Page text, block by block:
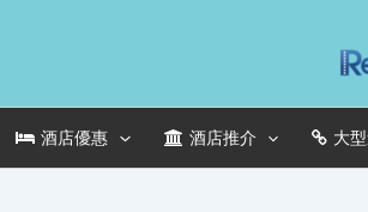
酒店優惠 酒店推介 大